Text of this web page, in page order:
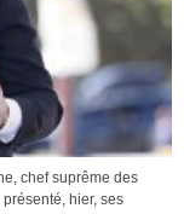
chef suprême des
hier, ses